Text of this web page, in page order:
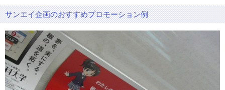
サンエイ企画のおすすめプロモーション例